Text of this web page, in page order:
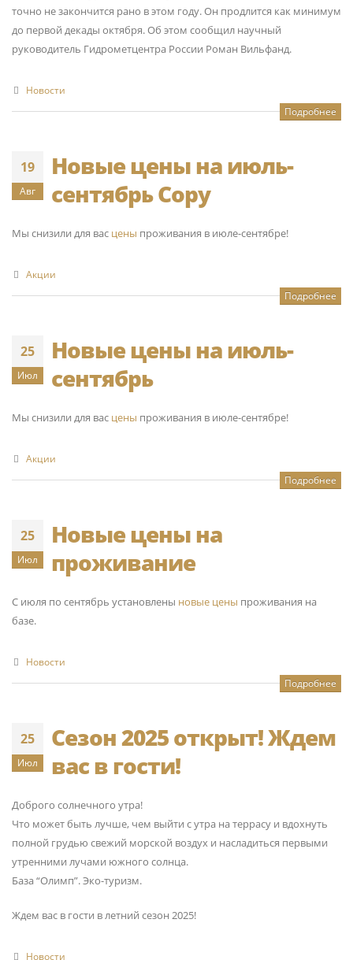
точно не закончится рано в этом году. Он продлится как минимум
до первой декады октября. Об этом сообщил научный
руководитель Гидрометцентра России Роман Вильфанд.
Новости
Подробнее
19
Авг
Новые цены на июль-
сентябрь Copy
Мы снизили для вас цены проживания в июле-сентябре!
Акции
Подробнее
25
Июл
Новые цены на июль-
сентябрь
Мы снизили для вас цены проживания в июле-сентябре!
Акции
Подробнее
25
Июл
Новые цены на
проживание
С июля по сентябрь установлены новые цены проживания на
базе.
Новости
Подробнее
25
Июл
Сезон 2025 открыт! Ждем
вас в гости!
Доброго солнечного утра!
Что может быть лучше, чем выйти с утра на террасу и вдохнуть
полной грудью свежий морской воздух и насладиться первыми
утренними лучами южного солнца.
База “Олимп”. Эко-туризм.
Ждем вас в гости в летний сезон 2025!
Новости